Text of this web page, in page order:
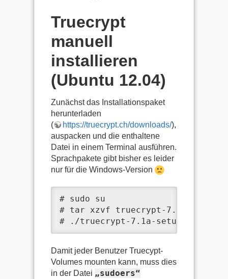
Truecrypt
manuell
installieren
(Ubuntu 12.04)
Zunächst das Installationspaket
herunterladen
(
https://truecrypt.ch/downloads/),
auspacken und die enthaltene
Datei in einem Terminal ausführen.
Sprachpakete gibt bisher es leider
nur für die Windows-Version
# sudo su
# tar xzvf truecrypt-7.1a-linux-
# ./truecrypt-7.1a-setup-x86
Damit jeder Benutzer Truecypt-
Volumes mounten kann, muss dies
in der Datei „sudoers“